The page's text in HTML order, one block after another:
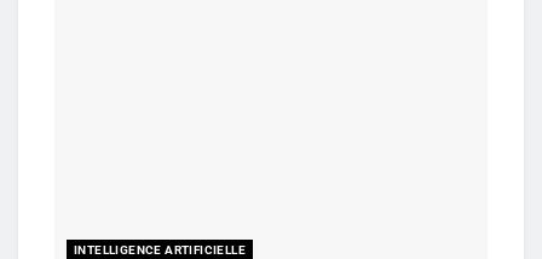
INTELLIGENCE ARTIFICIELLE